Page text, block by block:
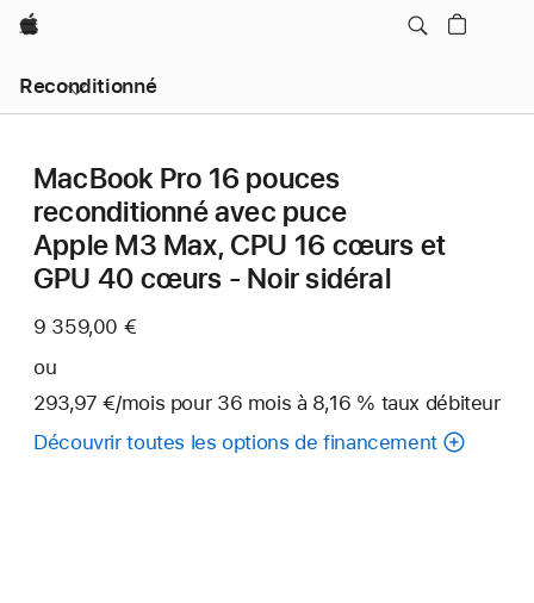
Apple
Reconditionné
MacBook Pro 16 pouces
reconditionné avec puce
Apple M3 Max, CPU 16 cœurs et
GPU 40 cœurs - Noir sidéral
9 359,00 €
ou
293,97 €/mois par
mois
pour 36 mois mois
à 8,16 % taux débiteur
Découvrir toutes les options de financement